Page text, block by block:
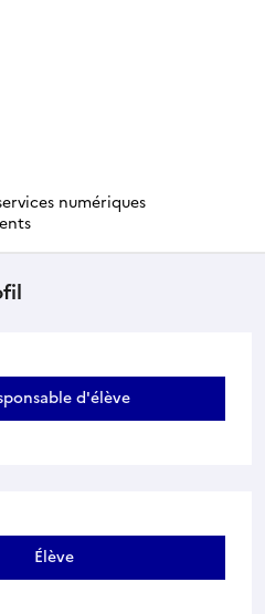
numériques
d'élève
Élève